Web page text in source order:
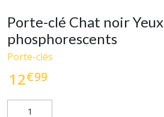
Porte-clé Chat noir Yeux
phosphorescents
Porte-clés
12€99